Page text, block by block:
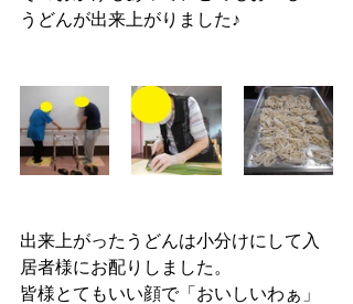
うどんが出来上がりました♪
出来上がったうどんは小分けにして入
居者様にお配りしました。
皆様とてもいい顔で「おいしいわぁ」